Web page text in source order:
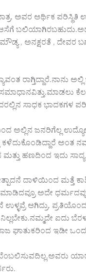
ಅವರ ಆರ್ಥಿಕ ಪರಿಸ್ಥಿತಿ
, ಅನಕ್ಷರತೆ , ದೇವರ
ರಾಗ್ತಿದ್ದಾರೆ.ನಾನು
ಸಾಧಕ ಭಾದಕಗಳ
ಅಲ್ಲಿನ ಜನರಿಗೆಲ್ಲ
ಅಂತ ನಮ್ಮ
ಹಣದಿಂದ ಇದು
ದಾಳಿಯಿಂದ ಮತ್ತೆ
ಅದೇ
ಆಗಿದ್ರು.
ಐದು
ಘಾತುಕರಿಂದ ಇಡೀ
ಬೆಂಬಲಿಸುವದಿಲ್ಲ.ಅವರು